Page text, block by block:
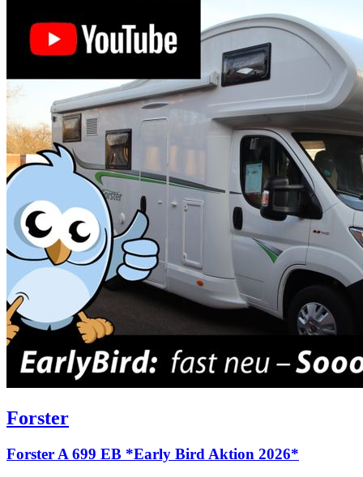
Forster
Forster A 699 EB *Early Bird Aktion 2026*